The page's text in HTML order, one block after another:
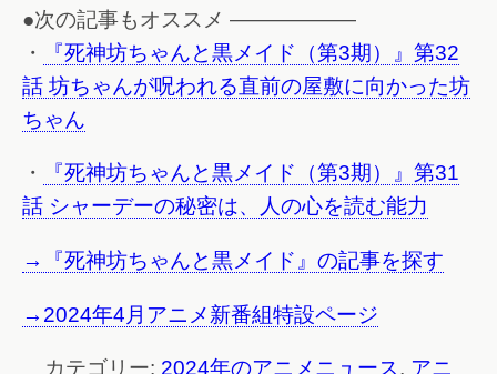
●次の記事もオススメ ——————
・
『死神坊ちゃんと黒メイド（第3期）』第32
話 坊ちゃんが呪われる直前の屋敷に向かった坊
ちゃん
・
『死神坊ちゃんと黒メイド（第3期）』第31
話 シャーデーの秘密は、人の心を読む能力
→『死神坊ちゃんと黒メイド』の記事を探す
→2024年4月アニメ新番組特設ページ
カテゴリー: 2024年のアニメニュース, アニ